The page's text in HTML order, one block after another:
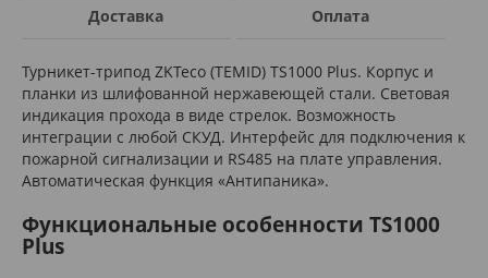
Доставка Оплата
Турникет-трипод ZKTeco (TEMID) TS1000 Plus. Корпус и
планки из шлифованной нержавеющей стали. Световая
индикация прохода в виде стрелок. Возможность
интеграции с любой СКУД. Интерфейс для подключения к
пожарной сигнализации и RS485 на плате управления.
Автоматическая функция «Антипаника».
Функциональные особенности TS1000
Plus